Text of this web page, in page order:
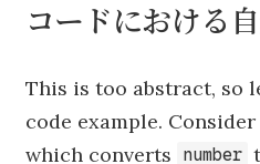
コードにおける
This is too abstract, so
code example.
which converts
number